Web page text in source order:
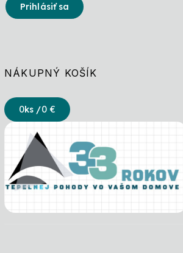
Prihlásiť sa
NÁKUPNÝ KOŠÍK
0ks /0 €